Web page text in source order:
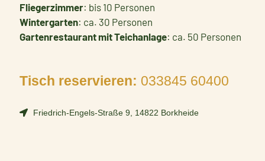
Fliegerzimmer: bis 10 Personen
Wintergarten: ca. 30 Personen
Gartenrestaurant mit Teichanlage: ca. 50 Personen
Tisch reservieren: 033845 60400
Friedrich-Engels-Straße 9, 14822 Borkheide